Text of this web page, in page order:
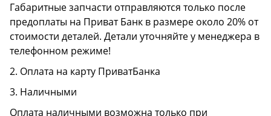
Габаритные запчасти отправляются только после
предоплаты на Приват Банк в размере около 20% от
стоимости деталей. Детали уточняйте у менеджера в
телефонном режиме!
2. Оплата на карту ПриватБанка
3. Наличными
Оплата наличными возможна только при